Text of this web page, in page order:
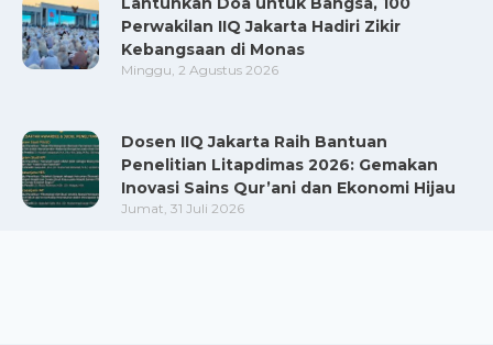
Perwakilan IIQ Jakarta Hadiri Zikir
Kebangsaan di Monas
Minggu, 2 Agustus 2026
Dosen IIQ Jakarta Raih Bantuan
Penelitian Litapdimas 2026: Gemakan
Inovasi Sains Qur’ani dan Ekonomi Hijau
Jumat, 31 Juli 2026